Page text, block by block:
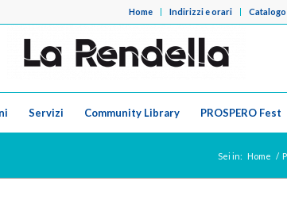
Home Indirizzi e orari
Servizi Community Library PROSPERO Fest
Sei in: Home /